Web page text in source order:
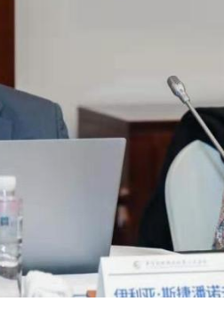
Илья Степанов
газов,
торговли
регионов в их
использован
выбросы